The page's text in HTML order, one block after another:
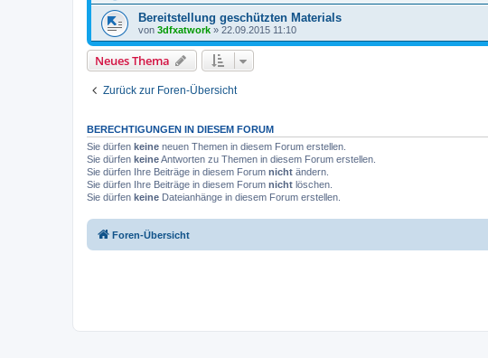
Bereitstellung geschützten Materials
von 3dfxatwork » 22.09.2015 11:10
Neues Thema
Zurück zur Foren-Übersicht
BERECHTIGUNGEN IN DIESEM FORUM
Sie dürfen keine neuen Themen in diesem Forum erstellen.
Sie dürfen keineAntworten zu Themen in diesem Forum erstellen.
Sie dürfen Ihre Beiträge in diesem Forum nicht ändern.
Sie dürfen Ihre Beiträge in diesem Forum nicht löschen.
Sie dürfen keine Dateianhänge in diesem Forum erstellen.
Foren-Übersicht